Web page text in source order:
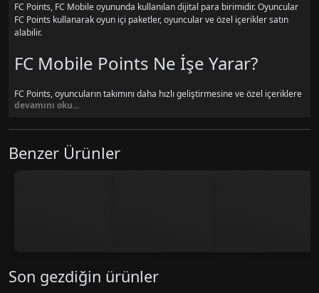
FC Points, FC Mobile oyununda kullanılan dijital para birimidir. Oyuncular
FC Points kullanarak oyun içi paketler, oyuncular ve özel içerikler satın
alabilir.
FC Mobile Points Ne İşe Yarar?
FC Points, oyuncuların takımını daha hızlı geliştirmesine ve özel içeriklere
erişmesine olanak sağlar. FC Points ile:
Oyuncu paketleri (pack) satın alabilirsiniz.
Özel etkinlik içeriklerine erişebilirsiniz.
Kadronuzu daha hızlı güçlendirebilirsiniz.
devamını oku...
Benzer Ürünler
Son gezdiğin ürünler